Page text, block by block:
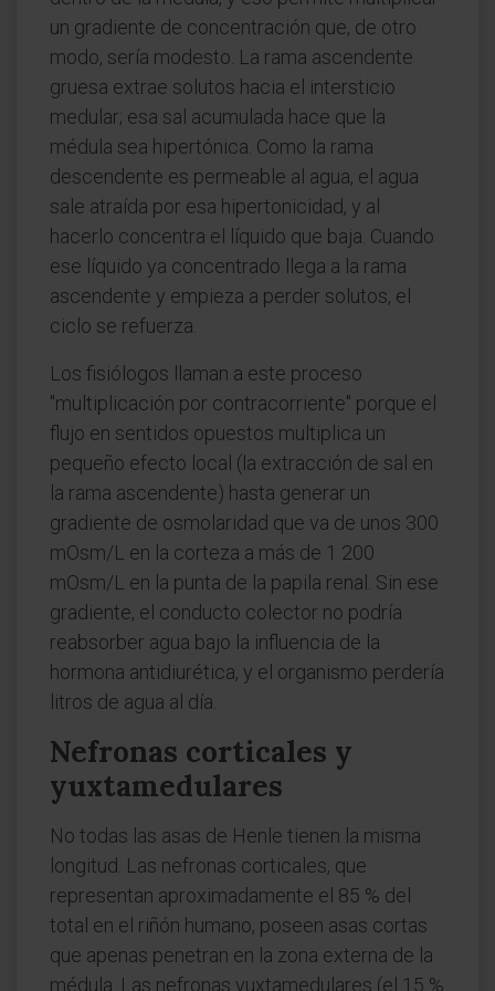
un gradiente de concentración que, de otro
modo, sería modesto. La rama ascendente
gruesa extrae solutos hacia el intersticio
medular; esa sal acumulada hace que la
médula sea hipertónica. Como la rama
descendente es permeable al agua, el agua
sale atraída por esa hipertonicidad, y al
hacerlo concentra el líquido que baja. Cuando
ese líquido ya concentrado llega a la rama
ascendente y empieza a perder solutos, el
ciclo se refuerza.
Los fisiólogos llaman a este proceso
"multiplicación por contracorriente" porque el
flujo en sentidos opuestos multiplica un
pequeño efecto local (la extracción de sal en
la rama ascendente) hasta generar un
gradiente de osmolaridad que va de unos 300
mOsm/L en la corteza a más de 1 200
mOsm/L en la punta de la papila renal. Sin ese
gradiente, el conducto colector no podría
reabsorber agua bajo la influencia de la
hormona antidiurética, y el organismo perdería
litros de agua al día.
Nefronas corticales y
yuxtamedulares
No todas las asas de Henle tienen la misma
longitud. Las nefronas corticales, que
representan aproximadamente el 85 % del
total en el riñón humano, poseen asas cortas
que apenas penetran en la zona externa de la
médula. Las nefronas yuxtamedulares (el 15 %